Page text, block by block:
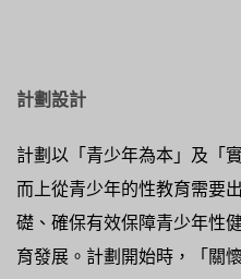
計劃設計
計劃以「青少年為本」及「
而上從青少年的性教育需要
礎、確保有效保障青少年性
育發展。計劃開始時，「關